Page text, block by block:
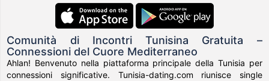
Comunità di Incontri Tunisina Gratuita –
Connessioni del Cuore Mediterraneo
Ahlan! Benvenuto nella piattaforma principale della Tunisia per
connessioni significative. Tunisia-dating.com riunisce single